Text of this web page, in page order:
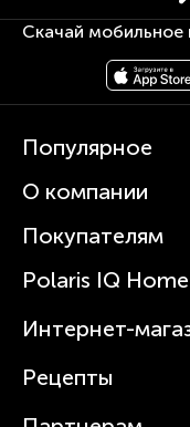
Скачай мобильное
Популярное
Кофемашины
Вертикальные пылесосы
Зубные щетки и
Увлажнители
Посуда
О компании
О Polaris
Статьи
Покупателям
Сервисные центры
Где купить
Polaris IQ Home
Интернет-
Рецепты